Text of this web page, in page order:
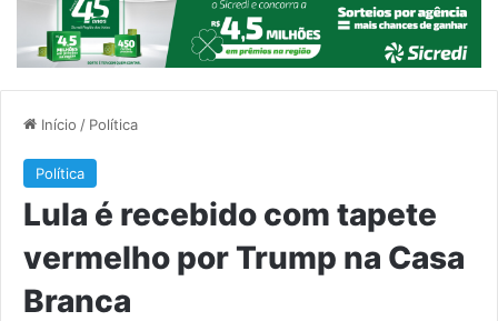
Início / Política
Política
Lula é recebido com tapete
vermelho por Trump na Casa
Branca